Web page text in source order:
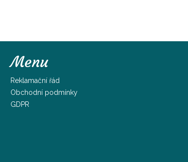
Menu
Reklamační řád
Obchodní podmínky
GDPR